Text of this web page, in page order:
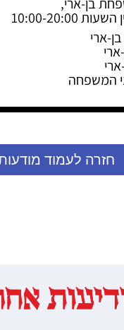
בן-ארי,
ארי
המשפחה
חזרה לעמוד